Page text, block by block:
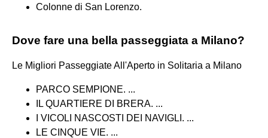
Colonne di San Lorenzo.
Dove fare una bella passeggiata a Milano?
Le Migliori Passeggiate All'Aperto in Solitaria a Milano
PARCO SEMPIONE. ...
IL QUARTIERE DI BRERA. ...
I VICOLI NASCOSTI DEI NAVIGLI. ...
LE CINQUE VIE. ...